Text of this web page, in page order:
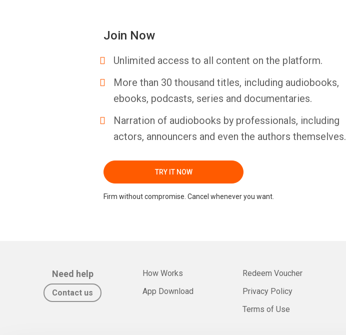
Join Now
Unlimited access to all content on the platform.
More than 30 thousand titles, including audiobooks,
ebooks, podcasts, series and documentaries.
Narration of audiobooks by professionals, including
actors, announcers and even the authors themselves.
TRY IT NOW
Firm without compromise. Cancel whenever you want.
Need help
Contact us
How Works
App Download
Redeem Voucher
Privacy Policy
Terms of Use